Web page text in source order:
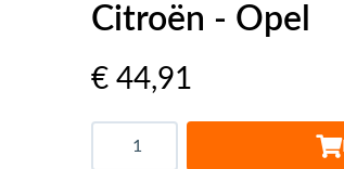
Citroën - Opel
€ 44,91